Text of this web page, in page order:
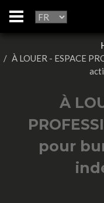
À LOUER - ESPACE
À
pour